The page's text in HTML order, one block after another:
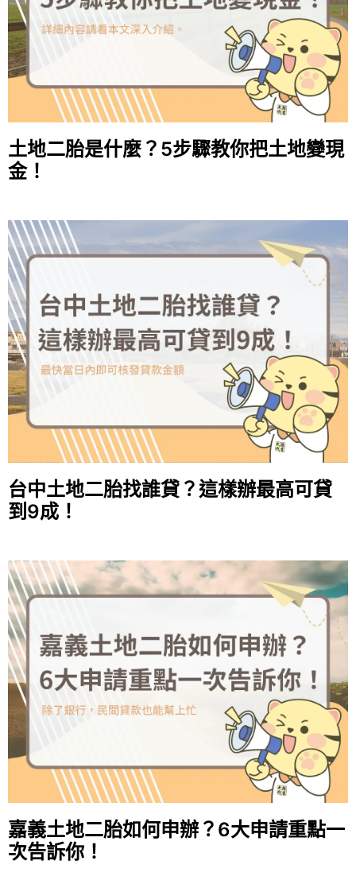
土地二胎是什麼？5步驟教你把土地變現
金！
台中土地二胎找誰貸？這樣辦最高可貸
到9成！
嘉義土地二胎如何申辦？6大申請重點一
次告訴你！